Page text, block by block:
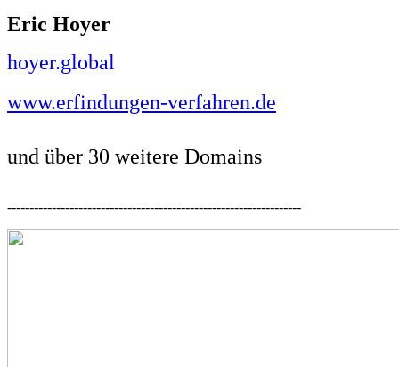
Eric Hoyer
hoyer.global
www.erfindungen-verfahren.de
und über 30 weitere Domains
------------------------------------------------------------------